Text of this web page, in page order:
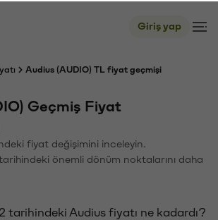
Giriş yap
Audius (AUDIO) TL fiyat geçmişi
Geçmiş Fiyat
fiyat değişimini inceleyin.
önemli dönüm noktalarını daha
tarihindeki Audius fiyatı ne kadardı?